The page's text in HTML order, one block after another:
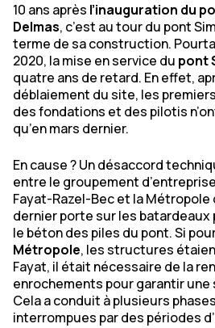
10 ans après l’inauguration du
Delmas, c’est au tour du pont
terme de sa construction.
2020, la mise en service du pont
quatre ans de retard. En effet,
déblaiement du site, les
des fondations et des pilotis
qu’en mars dernier.
En cause ? Un désaccord
entre le groupement
Fayat-Razel-Bec et la Métropole
dernier porte sur les
le béton des piles du pont. Si
Métropole, les structures
Fayat, il était nécessaire de la
enrochements pour garantir
Cela a conduit à plusieurs
interrompues par des périodes